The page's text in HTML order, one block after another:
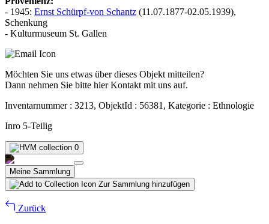
- 1945: Ernst Schürpf-von Schantz (11.07.1877-02.05.1939),
Schenkung
- Kulturmuseum St. Gallen
Möchten Sie uns etwas über dieses Objekt mitteilen?
Dann nehmen Sie bitte hier Kontakt mit uns auf.
Inventarnummer : 3213, ObjektId : 56381, Kategorie : Ethnologie
Inro 5-Teilig
0
Meine Sammlung
Zur Sammlung hinzufügen
Zurück